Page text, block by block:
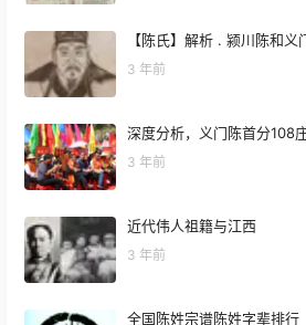
【陈氏】解析 . 颍川陈和义
3 年前
深度分析，义门陈首分108
3 年前
近代伟人祖籍与江西
3 年前
全国陈姓宗谱陈姓字辈排行